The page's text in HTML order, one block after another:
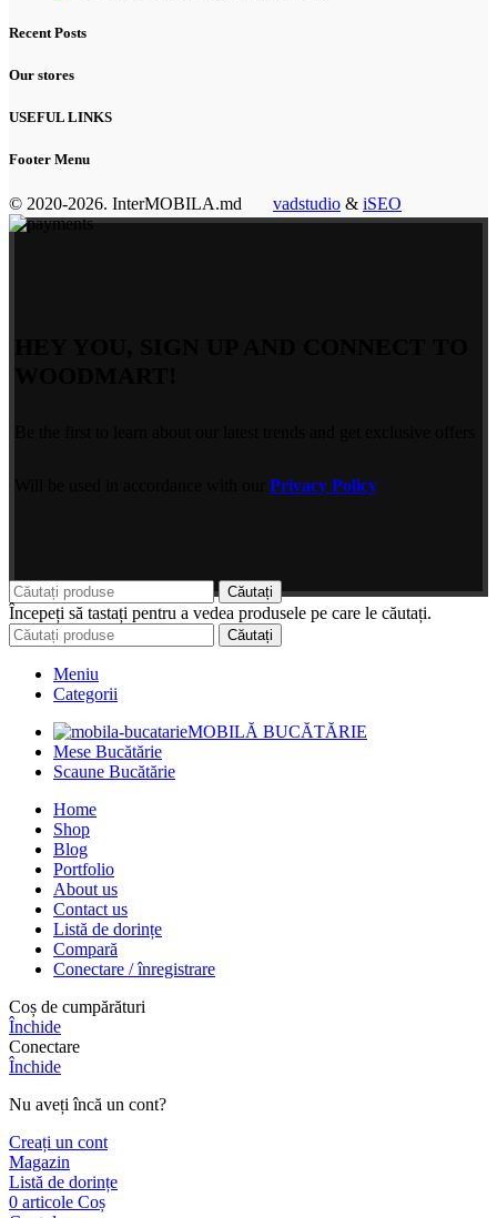
Recent Posts
Our stores
USEFUL LINKS
Footer Menu
© 2020-2026. InterMOBILA.md vadstudio & iSEO
Privacy Policy
Căutați
Începeți să tastați pentru a vedea produsele pe care le căutați.
Căutați
Meniu
Categorii
MOBILĂ BUCĂTĂRIE
Mese Bucătărie
Scaune Bucătărie
Home
Shop
Blog
Portfolio
About us
Contact us
Listă de dorințe
Compară
Conectare / înregistrare
Coș de cumpărături
Închide
Conectare
Închide
Nu aveți încă un cont?
Creați un cont
Magazin
Listă de dorințe
0 articole Coș